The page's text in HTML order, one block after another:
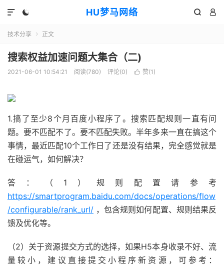
HU梦马网络
  

技术分享  正文
搜索权益加速问题大集合（二)
2021-06-01 10:54:21 阅读(780) 评论(0)  赞(1 )
1.搞了至少8个月百度小程序了。搜索匹配规则一直有问
题。要不匹配不了。要不匹配失败。半年多来一直在搞这个
事情，最近匹配10个工作日了还是没有结果，完全感觉就是
在碰运气，如何解决？
答：（1）规则配置请参考
https://smartprogram.baidu.com/docs/operations/flow
/configurable/rank_url/ ，包含规则如何配置、规则结果反
馈及优化等。
（2）关于资源提交方式的选择，如果H5本身收录不好、流
量较小，建议直接提交小程序新资源，可参考：